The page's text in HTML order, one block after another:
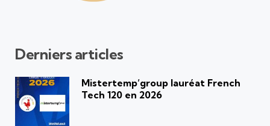
Derniers articles
Mistertemp’group lauréat French
Tech 120 en 2026